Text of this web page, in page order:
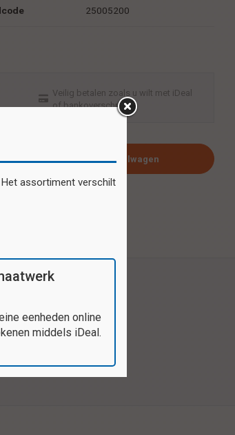
25005200
Veilig betalen zoals u wilt met iDeal
of bankoverschrijving
Plaats in winkelwagen
assortiment verschilt
eenheden online
middels iDeal.